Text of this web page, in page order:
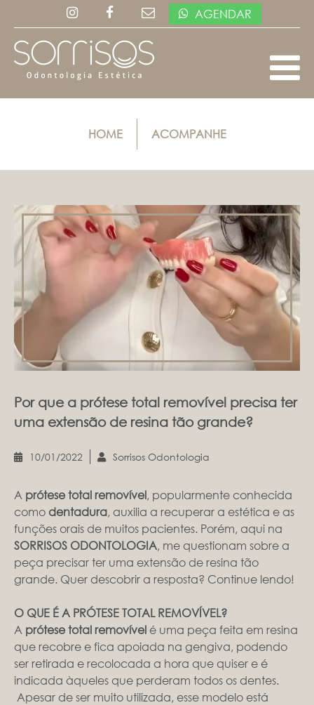
AGENDAR
HOME ACOMPANHE
Por que a prótese total removível precisa ter
uma extensão de resina tão grande?
10/01/2022 Sorrisos Odontologia
A prótese total removível, popularmente conhecida
como dentadura, auxilia a recuperar a estética e as
funções orais de muitos pacientes. Porém, aqui na
SORRISOS ODONTOLOGIA, me questionam sobre a
peça precisar ter uma extensão de resina tão
grande. Quer descobrir a resposta? Continue lendo!
O QUE É A PRÓTESE TOTAL REMOVÍVEL?
A prótese total removível é uma peça feita em resina
que recobre e fica apoiada na gengiva, podendo
ser retirada e recolocada a hora que quiser e é
indicada àqueles que perderam todos os dentes.
Apesar de ser muito utilizada, esse modelo está